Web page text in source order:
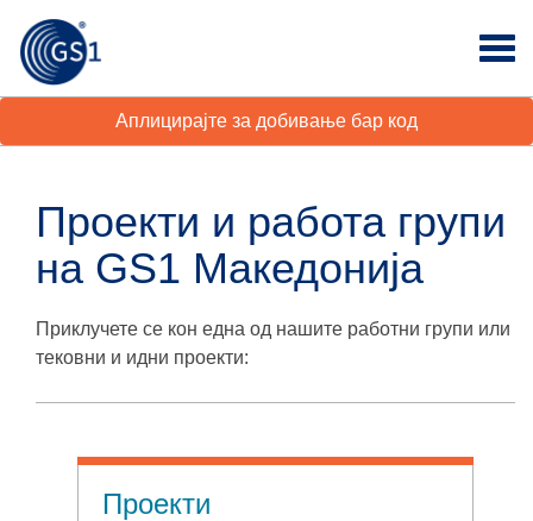
Аплицирајте за добивање бар код
Проекти и работа групи
на GS1 Македонија
Приклучете се кон една од нашите работни групи или
тековни и идни проекти:
Проекти